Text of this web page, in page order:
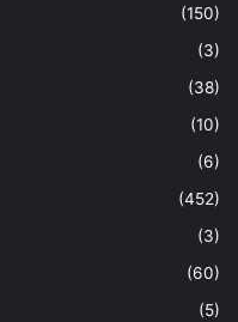
(150)
(3)
(38)
(10)
(6)
(452)
(3)
(60)
(5)